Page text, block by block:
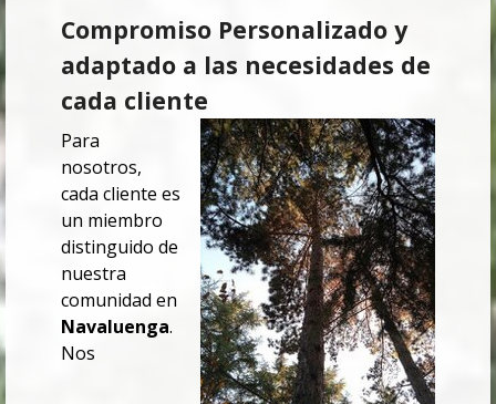
Compromiso Personalizado y
adaptado a las necesidades de
cada cliente
Para
nosotros,
cada cliente es
un miembro
distinguido de
nuestra
comunidad en
Navaluenga.
Nos